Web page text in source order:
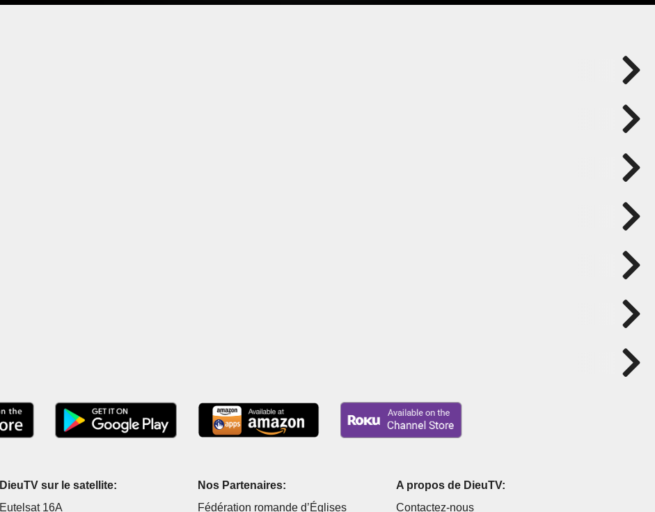
DieuTV sur le satellite:
Eutelsat 16A
Nos Partenaires:
Fédération romande d’Églises
A propos de DieuTV:
Contactez-nous